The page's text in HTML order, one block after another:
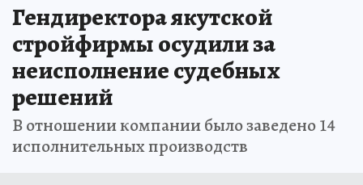
Гендиректора якутской
стройфирмы осудили за
неисполнение судебных
решений
В отношении компании было заведено 14
исполнительных производств